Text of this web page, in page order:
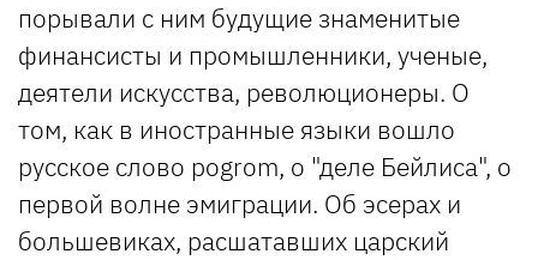
порывали с ним будущие знаменитые
финансисты и промышленники, ученые,
деятели искусства, революционеры. О
том, как в иностранные языки вошло
русское слово pogrom, о "деле Бейлиса", о
первой волне эмиграции. Об эсерах и
большевиках, расшатавших царский